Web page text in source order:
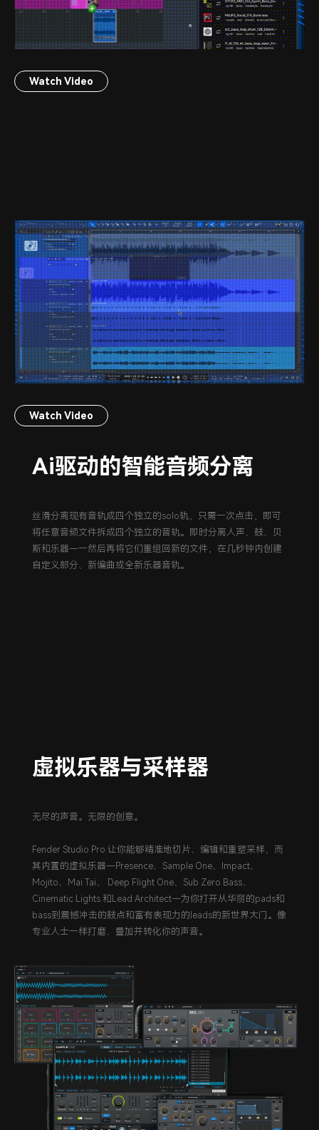
Watch Video
Watch Video
Ai驱动的智能音频分离
丝滑分离现有音轨成四个独立的solo轨，只需一次点击，即可
将任意音频文件拆成四个独立的音轨。即时分离人声、鼓、贝
斯和乐器—一然后再将它们重组回新的文件，在几秒钟内创建
自定义部分、新编曲或全新乐器音轨。
虚拟乐器与采样器
无尽的声音。无限的创意。
Fender Studio Pro 让你能够精准地切片、编辑和重塑采样，而
其内置的虚拟乐器—Presence、Sample One、Impact、
Mojito、Mai Tai、 Deep Flight One、Sub Zero Bass、
Cinematic Lights 和Lead Architect—为你打开从华丽的pads和
bass到震撼冲击的鼓点和富有表现力的leads的新世界大门。像
专业人士一样打磨、叠加并转化你的声音。